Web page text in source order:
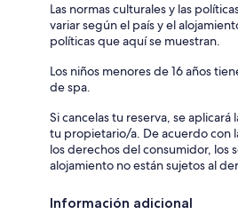
Las normas culturales y las
variar según el país y el
políticas que aquí se muestran.
Los niños menores de 16 años
de spa.
Si cancelas tu reserva, se
tu propietario/a. De acuerdo con
los derechos del consumidor, los
alojamiento no están sujetos al
Información adicional